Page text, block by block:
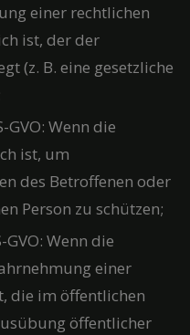
einer rechtlichen
ist, der der
(z. B. eine gesetzliche
GVO: Wenn die
ist, um
des Betroffenen oder
Person zu schützen;
GVO: Wenn die
einer
die im öffentlichen
öffentlicher